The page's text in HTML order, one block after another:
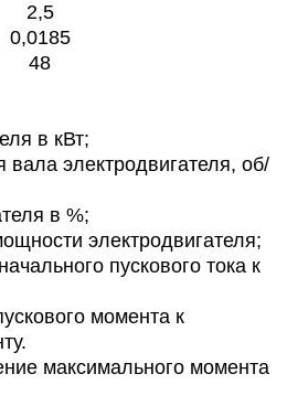
2,5
0,0185
48
в кВт;
вала электродвигателя, об/
в %;
электродвигателя;
пускового тока к
момента к
максимального момента